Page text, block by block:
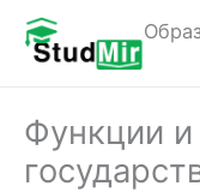
Перейти
содержимому
Функции